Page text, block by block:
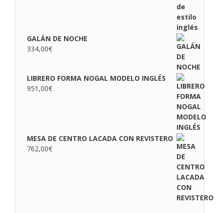
GALÁN DE NOCHE
334,00€
LIBRERO FORMA NOGAL MODELO INGLÉS
951,00€
MESA DE CENTRO LACADA CON REVISTERO
762,00€